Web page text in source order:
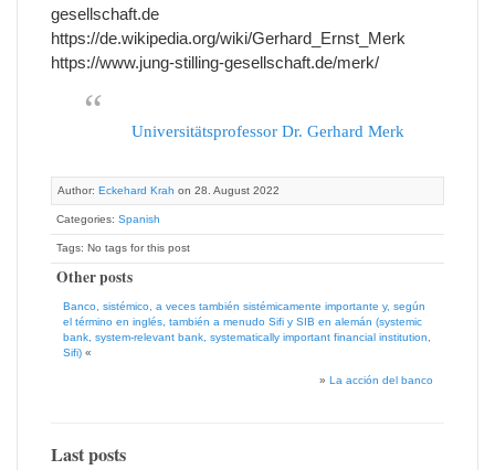
gesellschaft.de
https://de.wikipedia.org/wiki/Gerhard_Ernst_Merk
https://www.jung-stilling-gesellschaft.de/merk/
Universitätsprofessor Dr. Gerhard Merk
Author: Eckehard Krah on 28. August 2022
Categories: Spanish
Tags: No tags for this post
Other posts
Banco, sistémico, a veces también sistémicamente importante y, según
el término en inglés, también a menudo Sifi y SIB en alemán (systemic
bank, system-relevant bank, systematically important financial institution,
Sifi) «
» La acción del banco
Last posts